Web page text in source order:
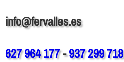
info@fervalles.es
627 964 177-937 299 718